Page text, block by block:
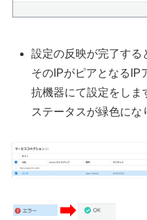
設定の反映が完了する
そのIPがピアとなるIP
抗機器にて設定をしま
ステータスが緑色にな